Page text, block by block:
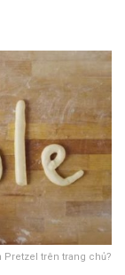
Pretzel trên trang chủ?